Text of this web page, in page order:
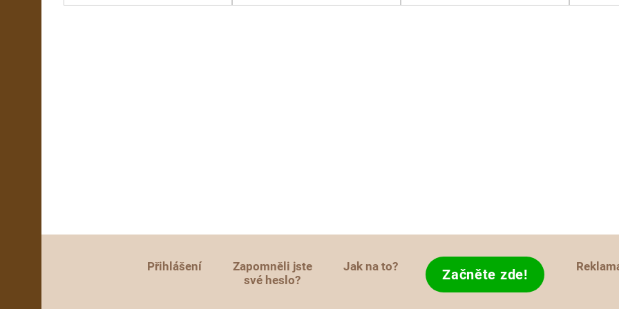
Přihlášení
Zapomněli jste
své heslo?
Jak na to? Začněte zde!